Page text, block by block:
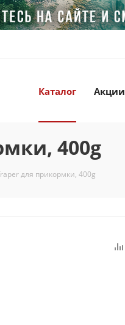
Каталог Акции
400g
для прикормки, 400g